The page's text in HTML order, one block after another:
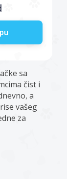
sa
čist i
a
vašeg
za